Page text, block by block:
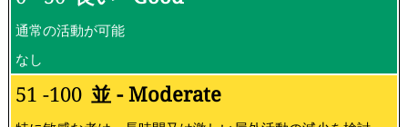
通常の活動が可能
なし
51 -100 並 - Moderate